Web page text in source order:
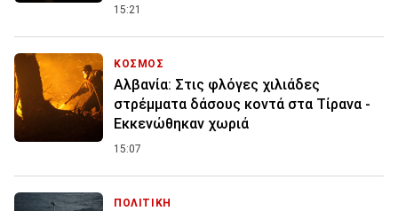
15:21
ΚΟΣΜΟΣ
Αλβανία: Στις φλόγες χιλιάδες
στρέμματα δάσους κοντά στα Τίρανα -
Εκκενώθηκαν χωριά
15:07
ΠΟΛΙΤΙΚΗ